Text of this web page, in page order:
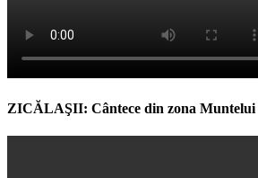
ZICĂLAŞII: Cântece din zona Muntelui